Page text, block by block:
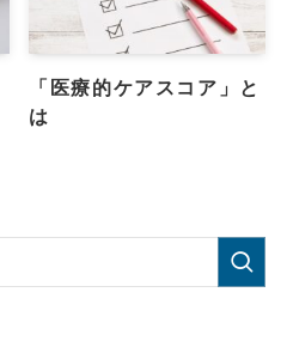
「医療的ケアスコア」と
は